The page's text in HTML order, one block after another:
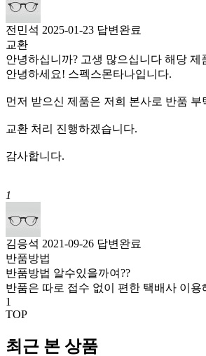
전민석 2025-01-23 답변완료
교환
안녕하십니까? 고생 많으십니다 해당
안녕하세요! 스펙스몬타나입니다.
먼저 받으신 제품은 저희 본사로 반품
교환 처리 진행하겠습니다.
감사합니다.
1
김응석 2021-09-26 답변완료
반품방법
반품방법 알수있을까여??
반품은 따로 접수 없이 편한 택배사 이
1
TOP
최근 본 상품